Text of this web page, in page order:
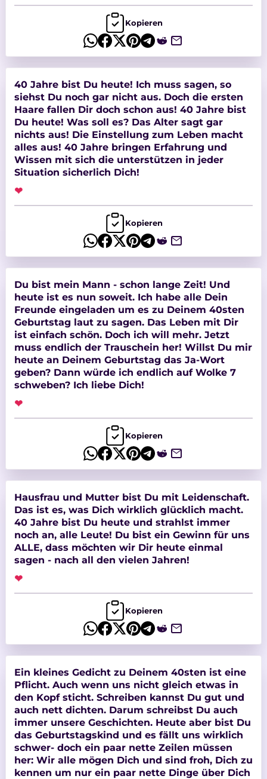
Kopieren
40 Jahre bist Du heute! Ich muss sagen, so
siehst Du noch gar nicht aus. Doch die ersten
Haare fallen Dir doch schon aus! 40 Jahre bist
Du heute! Was soll es? Das Alter sagt gar
nichts aus! Die Einstellung zum Leben macht
alles aus! 40 Jahre bringen Erfahrung und
Wissen mit sich die unterstützen in jeder
Situation sicherlich Dich!
❤
Kopieren
Du bist mein Mann - schon lange Zeit! Und
heute ist es nun soweit. Ich habe alle Dein
Freunde eingeladen um es zu Deinem 40sten
Geburtstag laut zu sagen. Das Leben mit Dir
ist einfach schön. Doch ich will mehr. Jetzt
muss endlich der Trauschein her! Willst Du mir
heute an Deinem Geburtstag das Ja-Wort
geben? Dann würde ich endlich auf Wolke 7
schweben? Ich liebe Dich!
❤
Kopieren
Hausfrau und Mutter bist Du mit Leidenschaft.
Das ist es, was Dich wirklich glücklich macht.
40 Jahre bist Du heute und strahlst immer
noch an, alle Leute! Du bist ein Gewinn für uns
ALLE, dass möchten wir Dir heute einmal
sagen - nach all den vielen Jahren!
❤
Kopieren
Ein kleines Gedicht zu Deinem 40sten ist eine
Pflicht. Auch wenn uns nicht gleich etwas in
den Kopf sticht. Schreiben kannst Du gut und
auch nett dichten. Darum schreibst Du auch
immer unsere Geschichten. Heute aber bist Du
das Geburtstagskind und es fällt uns wirklich
schwer- doch ein paar nette Zeilen müssen
her: Wir alle mögen Dich und sind froh, Dich zu
kennen um nur ein paar nette Dinge über Dich